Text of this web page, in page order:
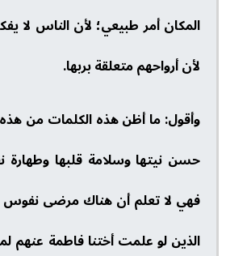
المكان أمر طبيعي؛ لأن الناس لا
لأن أرواحهم متعلقة بربها.
وأقول: ما أظن هذه الكلمات من هذه
حسن نيتها وسلامة قلبها وطهارة
فهي لا تعلم أن هناك مرضى نفوس
الذين لو علمت أختنا فاطمة عنهم